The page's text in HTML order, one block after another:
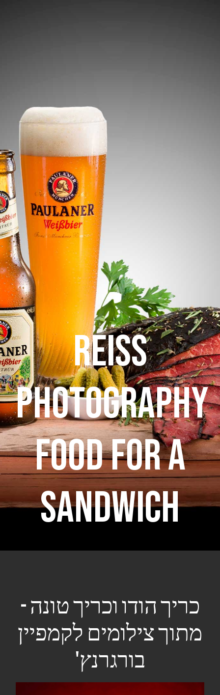
REISS
PHOTOGRAPHY
Food for a
sandwich
כריך הודו וכריך טונה -
מתוך צילומים לקמפיין
בורגרנץ'